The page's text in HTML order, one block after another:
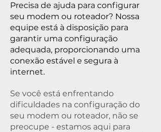
Precisa de ajuda para configurar
seu modem ou roteador? Nossa
equipe está à disposição para
garantir uma configuração
adequada, proporcionando uma
conexão estável e segura à
internet.
Se você está enfrentando
dificuldades na configuração do
seu modem ou roteador, não se
preocupe - estamos aqui para